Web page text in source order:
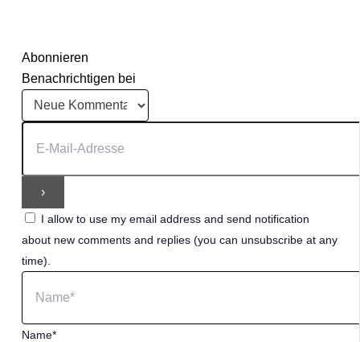
Abonnieren
Benachrichtigen bei
I allow to use my email address and send notification
about new comments and replies (you can unsubscribe at any
time).
Name*